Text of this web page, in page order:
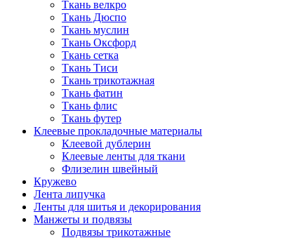
Ткань велкро
Ткань Дюспо
Ткань муслин
Ткань Оксфорд
Ткань сетка
Ткань Тиси
Ткань трикотажная
Ткань фатин
Ткань флис
Ткань футер
Клеевые прокладочные материалы
Клеевой дублерин
Клеевые ленты для ткани
Флизелин швейный
Кружево
Лента липучка
Ленты для шитья и декорирования
Манжеты и подвязы
Подвязы трикотажные